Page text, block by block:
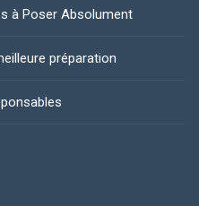
à Poser Absolument
préparation